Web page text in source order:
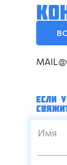
ЕСЛИ
Имя